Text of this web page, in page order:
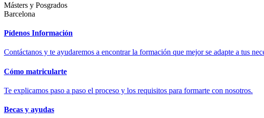
Másters y Posgrados
Barcelona
Pídenos Información
Contáctanos y te ayudaremos a encontrar la formación que mejor se adapte a tus
Cómo matricularte
Te explicamos paso a paso el proceso y los requisitos para formarte con nosotros.
Becas y ayudas